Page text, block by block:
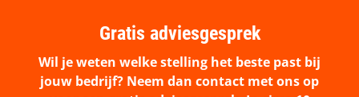
Gratis adviesgesprek
Wil je weten welke stelling het beste past bij
jouw bedrijf? Neem dan contact met ons op